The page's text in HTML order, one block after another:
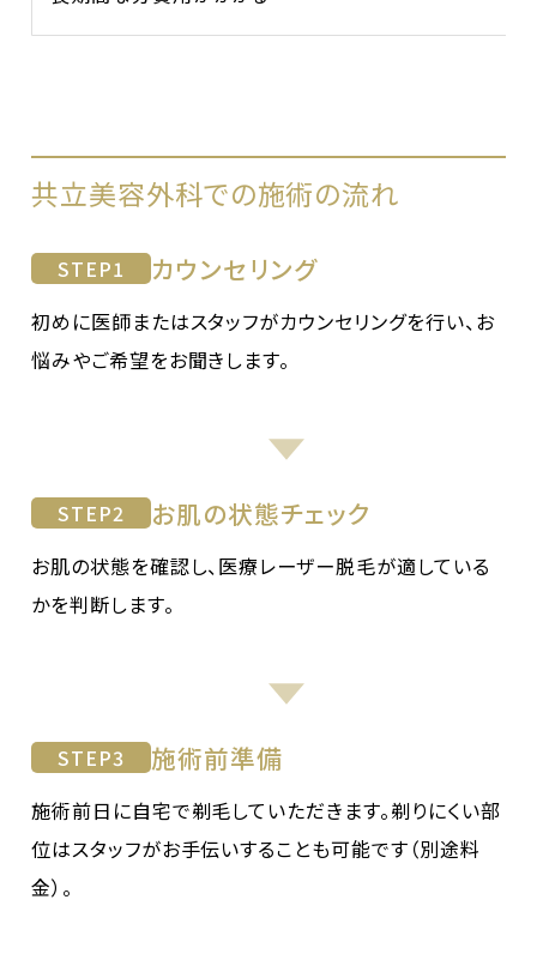
共立美容外科での施術の流れ
STEP1 カウンセリング
初めに医師またはスタッフがカウンセリングを行い、お
悩みやご希望をお聞きします。
STEP2 お肌の状態チェック
お肌の状態を確認し、医療レーザー脱毛が適している
かを判断します。
STEP3 施術前準備
施術前日に自宅で剃毛していただきます。剃りにくい部
位はスタッフがお手伝いすることも可能です（別途料
金）。